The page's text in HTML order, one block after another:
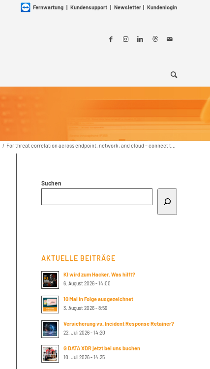
Fernwartung | Kundensupport | Newsletter | Kundenlogin
/ For threat correlation across endpoint, network, and cloud – connect t...
Suchen
AKTUELLE BEITRÄGE
KI wird zum Hacker. Was hilft?
6. August 2026 - 14:00
10 Mal in Folge ausgezeichnet
3. August 2026 - 8:59
Versicherung vs. Incident Response Retainer?
22. Juli 2026 - 14:20
G DATA XDR jetzt bei uns buchen
10. Juli 2026 - 14:25